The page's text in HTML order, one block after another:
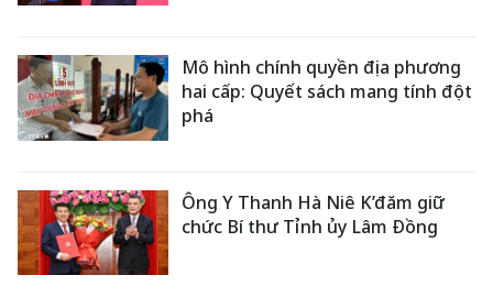
Mô hình chính quyền địa phương
hai cấp: Quyết sách mang tính đột
phá
Ông Y Thanh Hà Niê K’đăm giữ
chức Bí thư Tỉnh ủy Lâm Đồng